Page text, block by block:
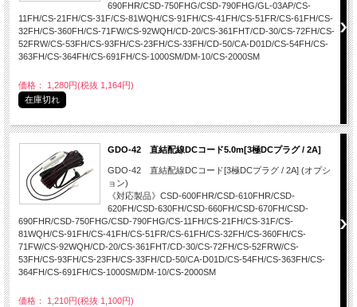
690FHR/CSD-750FHG/CSD-790FHG/GL-03AP/CS-
11FH/CS-21FH/CS-31F/CS-81WQH/CS-91FH/CS-41FH/CS-51FR/CS-61FH/CS-
32FH/CS-360FH/CS-71FW/CS-92WQH/CD-20/CS-361FHT/CD-30/CS-72FH/CS-
52FRW/CS-53FH/CS-93FH/CS-23FH/CS-33FH/CD-50/CA-D01D/CS-54FH/CS-
363FH/CS-364FH/CS-691FH/CS-1000SM/DM-10/CS-2000SM
価格： 1,280円(税抜 1,164円)
在庫切れ
GDO-42 直結配線DCコード5.0m[3極DCプラグ / 2A]
GDO-42 直結配線DCコード[3極DCプラグ / 2A] (オプシ
ョン)
《対応製品》CSD-600FHR/CSD-610FHR/CSD-
620FH/CSD-630FH/CSD-660FH/CSD-670FH/CSD-
690FHR/CSD-750FHG/CSD-790FHG/CS-11FH/CS-21FH/CS-31F/CS-
81WQH/CS-91FH/CS-41FH/CS-51FR/CS-61FH/CS-32FH/CS-360FH/CS-
71FW/CS-92WQH/CD-20/CS-361FHT/CD-30/CS-72FH/CS-52FRW/CS-
53FH/CS-93FH/CS-23FH/CS-33FH/CD-50/CA-D01D/CS-54FH/CS-363FH/CS-
364FH/CS-691FH/CS-1000SM/DM-10/CS-2000SM
価格： 1,210円(税抜 1,100円)